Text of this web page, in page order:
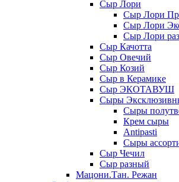
Сыр Лори
Сыр Лори
Сыр Лори
Сыр Лори
Сыр Качотта
Сыр Овечий
Сыр Козий
Сыр в Керамике
Сыр ЭКОТАВУШ
Сыры
Сыры
Крем сыры
Antipasti
Сыры
Сыр Чечил
Сыр разный
Мацони.Тан. Режан